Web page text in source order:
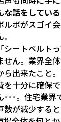
な話をしてい
ルボがスゴイ
シートベルト
せん。業界全
出来たこと。
を十分に確保
･･･。住宅業
が減少する